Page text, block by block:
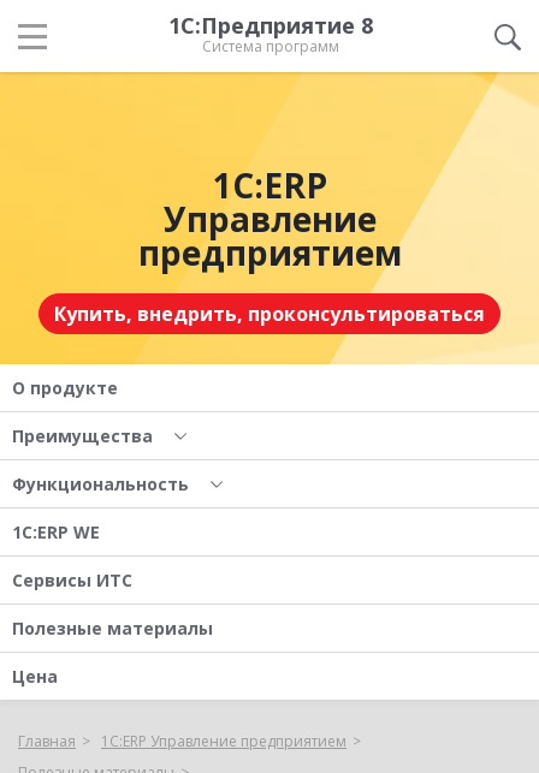
1С:Предприятие 8
Система программ
1С:ERP
Управление
предприятием
Купить, внедрить, проконсультироваться
О продукте
Преимущества
Функциональность
1С:ERP WE
Сервисы ИТС
Полезные материалы
Цена
Главная
1С:ERP Управление предприятием